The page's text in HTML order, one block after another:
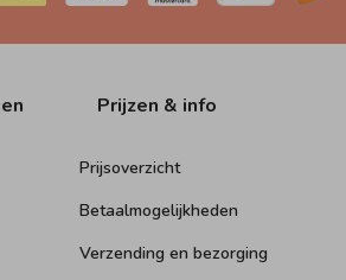
Prijzen & info
Prijsoverzicht
Betaalmogelijkheden
Verzending en bezorging